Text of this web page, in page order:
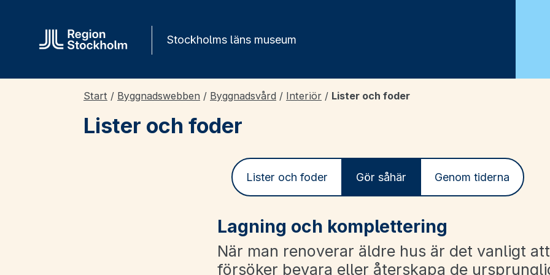
Stockholms läns museum
Start / Byggnadswebben / Byggnadsvård / Interiör / Lister och foder
Lister och foder
Lister och foder Gör såhär Genom tiderna
Lagning och komplettering
När man renoverar äldre hus är det vanligt
försöker bevara eller återskapa de